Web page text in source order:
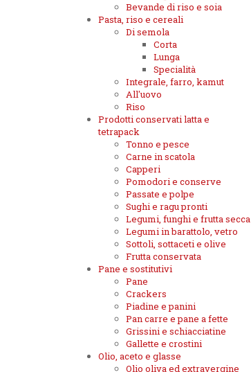
Bevande di riso e soia
Pasta, riso e cereali
Di semola
Corta
Lunga
Specialità
Integrale, farro, kamut
All'uovo
Riso
Prodotti conservati latta e
tetrapack
Tonno e pesce
Carne in scatola
Capperi
Pomodori e conserve
Passate e polpe
Sughi e ragu pronti
Legumi, funghi e frutta secca
Legumi in barattolo, vetro
Sottoli, sottaceti e olive
Frutta conservata
Pane e sostitutivi
Pane
Crackers
Piadine e panini
Pan carre e pane a fette
Grissini e schiacciatine
Gallette e crostini
Olio, aceto e glasse
Olio oliva ed extravergine